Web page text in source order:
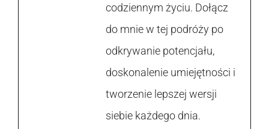
codziennym życiu. Dołącz
do mnie w tej podróży po
odkrywanie potencjału,
doskonalenie umiejętności i
tworzenie lepszej wersji
siebie każdego dnia.